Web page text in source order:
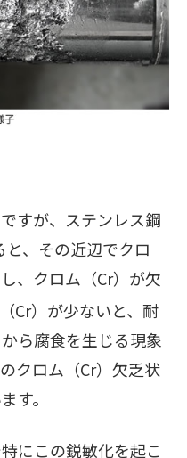
すが、ステンレス鋼
、その近辺でクロ
、クロム（Cr）が欠
Cr）が少ないと、耐
ら腐食を生じる現象
クロム（Cr）欠乏状
す。
にこの鋭敏化を起こ